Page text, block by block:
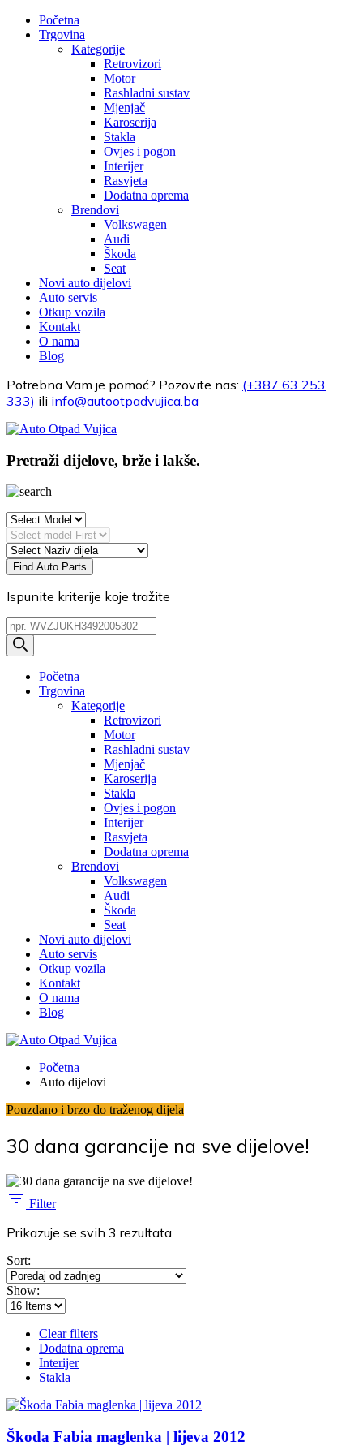
Početna
Trgovina
Kategorije
Retrovizori
Motor
Rashladni sustav
Mjenjač
Karoserija
Stakla
Ovjes i pogon
Interijer
Rasvjeta
Dodatna oprema
Brendovi
Volkswagen
Audi
Škoda
Seat
Novi auto dijelovi
Auto servis
Otkup vozila
Kontakt
O nama
Blog
Potrebna Vam je pomoć? Pozovite nas: (+387 63 253
333) ili info@autootpadvujica.ba
Pretraži dijelove, brže i lakše.
Find Auto Parts
Ispunite kriterije koje tražite
Products
search
Početna
Trgovina
Kategorije
Retrovizori
Motor
Rashladni sustav
Mjenjač
Karoserija
Stakla
Ovjes i pogon
Interijer
Rasvjeta
Dodatna oprema
Brendovi
Volkswagen
Audi
Škoda
Seat
Novi auto dijelovi
Auto servis
Otkup vozila
Kontakt
O nama
Blog
Početna
Auto dijelovi
Pouzdano i brzo do traženog dijela
30 dana garancije na sve dijelove!
Filter
Prikazuje se svih 3 rezultataPoredano
najnovijem
Sort:
Show:
Clear filters
Dodatna oprema
Interijer
Stakla
Škoda Fabia maglenka | lijeva 2012